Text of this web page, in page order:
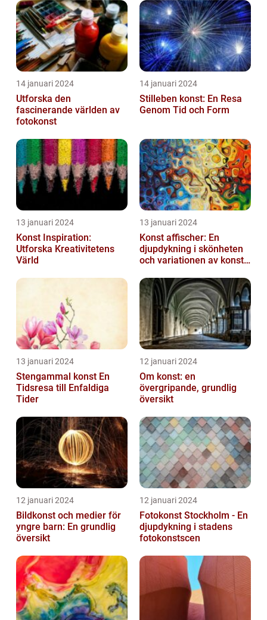
14 januari 2024
Utforska den
fascinerande världen av
fotokonst
14 januari 2024
Stilleben konst: En Resa
Genom Tid och Form
13 januari 2024
Konst Inspiration:
Utforska Kreativitetens
Värld
13 januari 2024
Konst affischer: En
djupdykning i skönheten
och variationen av konst
13 januari 2024
Stengammal konst En
Tidsresa till Enfaldiga
Tider
12 januari 2024
Om konst: en
övergripande, grundlig
översikt
12 januari 2024
Bildkonst och medier för
yngre barn: En grundlig
översikt
12 januari 2024
Fotokonst Stockholm - En
djupdykning i stadens
fotokonstscen